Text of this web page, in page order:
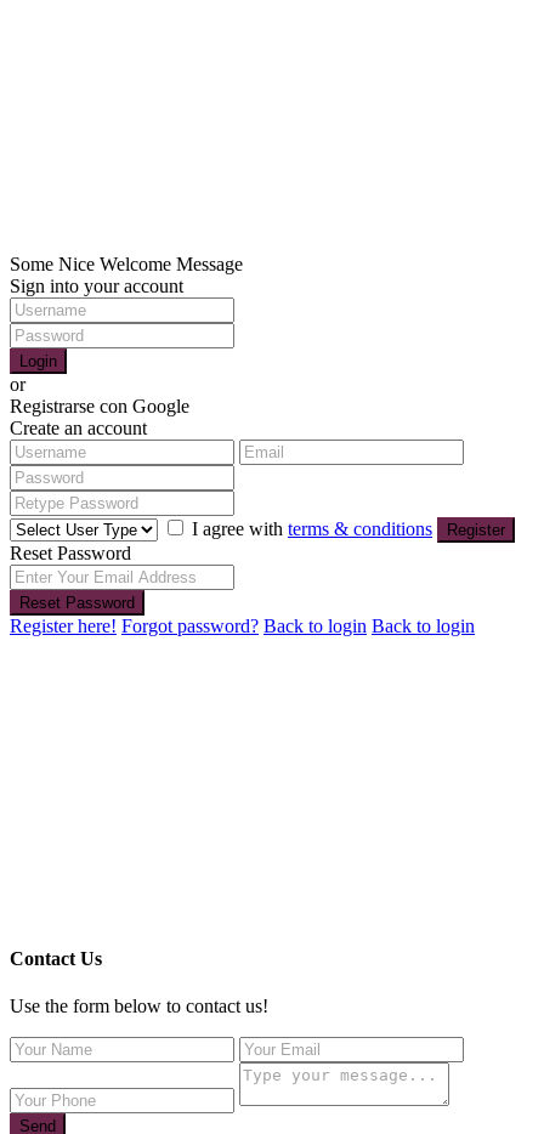
Some Nice Welcome Message
Sign into your account
Login
or
Registrarse con Google
Create an account
I agree with terms & conditions Register
Reset Password
Reset Password
Register here! Forgot password? Back to login Back to login
Contact Us
Use the form below to contact us!
Send